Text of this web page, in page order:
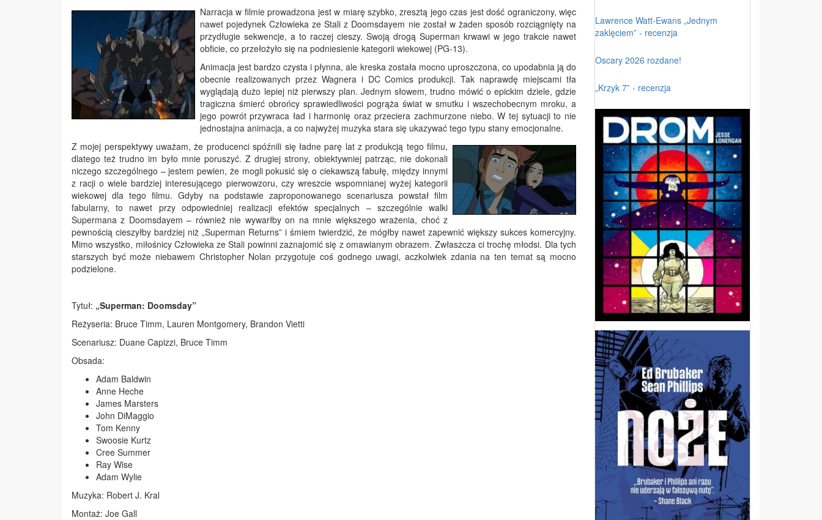
Narracja w filmie prowadzona jest w miarę szybko, zresztą jego czas jest dość ograniczony, więc
nawet pojedynek Człowieka ze Stali z Doomsdayem nie został w żaden sposób rozciągnięty na
przydługie sekwencje, a to raczej cieszy. Swoją drogą Superman krwawi w jego trakcie nawet
obficie, co przełożyło się na podniesienie kategorii wiekowej (PG-13).
Animacja jest bardzo czysta i płynna, ale kreska została mocno uproszczona, co upodabnia ją do
obecnie realizowanych przez Wagnera i DC Comics produkcji. Tak naprawdę miejscami tła
wyglądają dużo lepiej niż pierwszy plan. Jednym słowem, trudno mówić o epickim dziele, gdzie
tragiczna śmierć obrońcy sprawiedliwości pogrąża świat w smutku i wszechobecnym mroku, a
jego powrót przywraca ład i harmonię oraz przeciera zachmurzone niebo. W tej sytuacji to nie
jednostajna animacja, a co najwyżej muzyka stara się ukazywać tego typu stany emocjonalne.
Z mojej perspektywy uważam, że producenci spóźnili się ładne parę lat z produkcją tego filmu,
dlatego też trudno im było mnie poruszyć. Z drugiej strony, obiektywniej patrząc, nie dokonali
niczego szczególnego – jestem pewien, że mogli pokusić się o ciekawszą fabułę, między innymi
z racji o wiele bardziej interesującego pierwowzoru, czy wreszcie wspomnianej wyżej kategorii
wiekowej dla tego filmu. Gdyby na podstawie zaproponowanego scenariusza powstał film
fabularny, to nawet przy odpowiedniej realizacji efektów specjalnych – szczególnie walki
Supermana z Doomsdayem – również nie wywarłby on na mnie większego wrażenia, choć z
pewnością cieszyłby bardziej niż „Superman Returns” i śmiem twierdzić, że mógłby nawet zapewnić większy sukces komercyjny.
Mimo wszystko, miłośnicy Człowieka ze Stali powinni zaznajomić się z omawianym obrazem. Zwłaszcza ci trochę młodsi. Dla tych
starszych być może niebawem Christopher Nolan przygotuje coś godnego uwagi, aczkolwiek zdania na ten temat są mocno
podzielone.
Tytuł: „Superman: Doomsday”
Reżyseria: Bruce Timm, Lauren Montgomery, Brandon Vietti
Scenariusz: Duane Capizzi, Bruce Timm
Obsada:
Adam Baldwin
Anne Heche
James Marsters
John DiMaggio
Tom Kenny
Swoosie Kurtz
Cree Summer
Ray Wise
Adam Wylie
Muzyka: Robert J. Kral
Montaż: Joe Gall
Lawrence Watt-Ewans „Jednym
zaklęciem” - recenzja
Oscary 2026 rozdane!
„Krzyk 7” - recenzja